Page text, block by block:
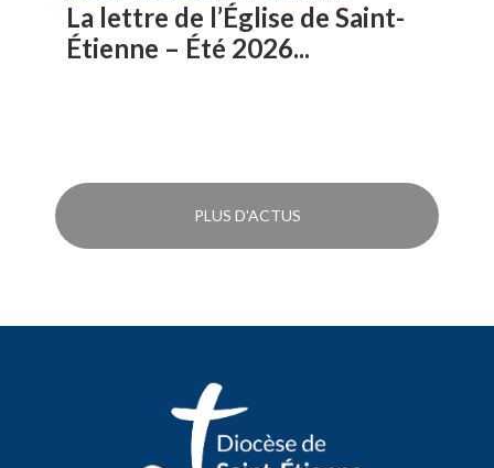
La lettre de l’Église de Saint-
Étienne – Été 2026...
PLUS D'ACTUS